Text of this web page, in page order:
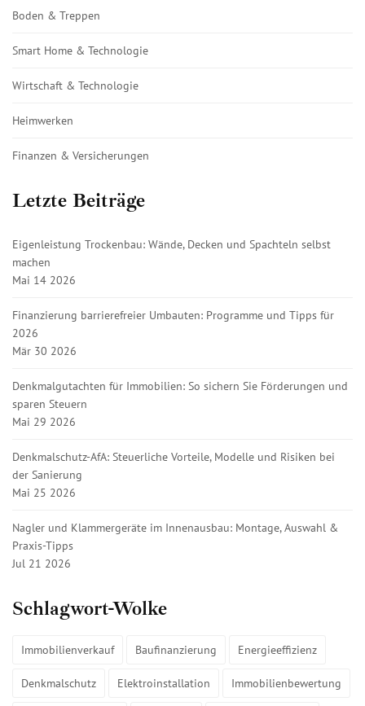
Boden & Treppen
Smart Home & Technologie
Wirtschaft & Technologie
Heimwerken
Finanzen & Versicherungen
Letzte Beiträge
Eigenleistung Trockenbau: Wände, Decken und Spachteln selbst
machen
Mai 14 2026
Finanzierung barrierefreier Umbauten: Programme und Tipps für
2026
Mär 30 2026
Denkmalgutachten für Immobilien: So sichern Sie Förderungen und
sparen Steuern
Mai 29 2026
Denkmalschutz-AfA: Steuerliche Vorteile, Modelle und Risiken bei
der Sanierung
Mai 25 2026
Nagler und Klammergeräte im Innenausbau: Montage, Auswahl &
Praxis-Tipps
Jul 21 2026
Schlagwort-Wolke
Immobilienverkauf Baufinanzierung Energieeffizienz
Denkmalschutz Elektroinstallation Immobilienbewertung